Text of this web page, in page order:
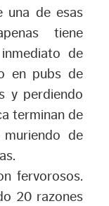
una de esas
tiene
de
en pubs de
y perdiendo
terminan de
de
fervorosos.
20 razones